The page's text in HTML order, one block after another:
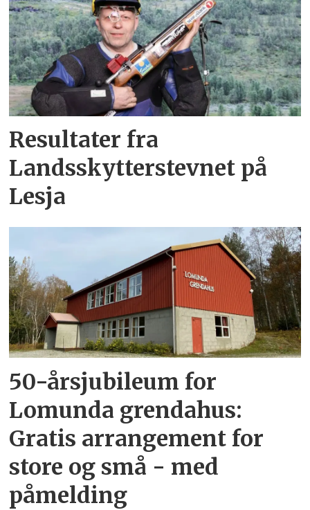
Resultater fra
Landsskytterstevnet på
Lesja
50-årsjubileum for
Lomunda grendahus:
Gratis arrangement for
store og små - med
påmelding